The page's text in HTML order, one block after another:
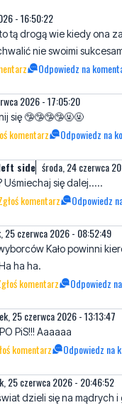
- 16:50:22
tą drogą wie kiedy ona
nie swoimi
Odpowiedz na
2026 - 17:05:20
się 🤥🤥🤥🤥🤬🤬
komentarz Odpowiedz na
side środa, 24 czerwca
Uśmiechaj się dalej.....
komentarz Odpowiedz
25 czerwca 2026 - 08:52:49
Kało powinni
ha ha.
komentarz Odpowiedz
25 czerwca 2026 - 13:13:47
PiS!!! Aaaaaa
komentarz Odpowiedz na
25 czerwca 2026 - 20:46:52
dzieli się na mądrych i